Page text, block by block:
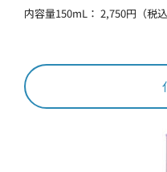
内容量150mL： 2,750円（税込